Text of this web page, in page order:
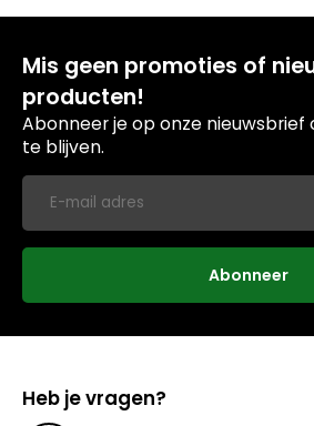
Mis geen promoties of
producten!
Abonneer je op onze
te blijven.
Abonneer
Heb je vragen?